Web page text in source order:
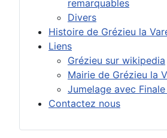
remarquables
Divers
Histoire de Grézieu la
Liens
Grézieu sur wikipedia
Mairie de Grézieu la
Jumelage avec
Contactez nous